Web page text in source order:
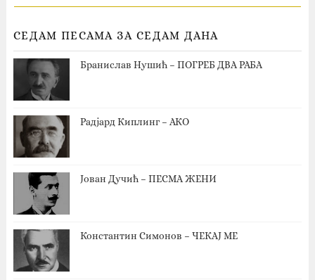
СЕДАМ ПЕСАМА ЗА СЕДАМ ДАНА
Бранислав Нушић – ПОГРЕБ ДВА РАБА
Радјард Киплинг – АКО
Јован Дучић – ПЕСМА ЖЕНИ
Константин Симонов – ЧЕКАЈ МЕ